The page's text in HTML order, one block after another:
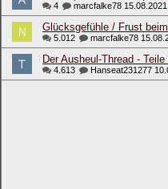
4 marcfalke78 15.08.2021
Glücksgefühle / Frust
5.012 marcfalke78
Der Ausheul-Thread -
4.613 Hanseat231277